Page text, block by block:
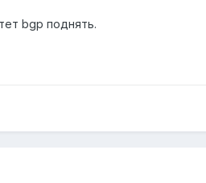
bgp поднять.